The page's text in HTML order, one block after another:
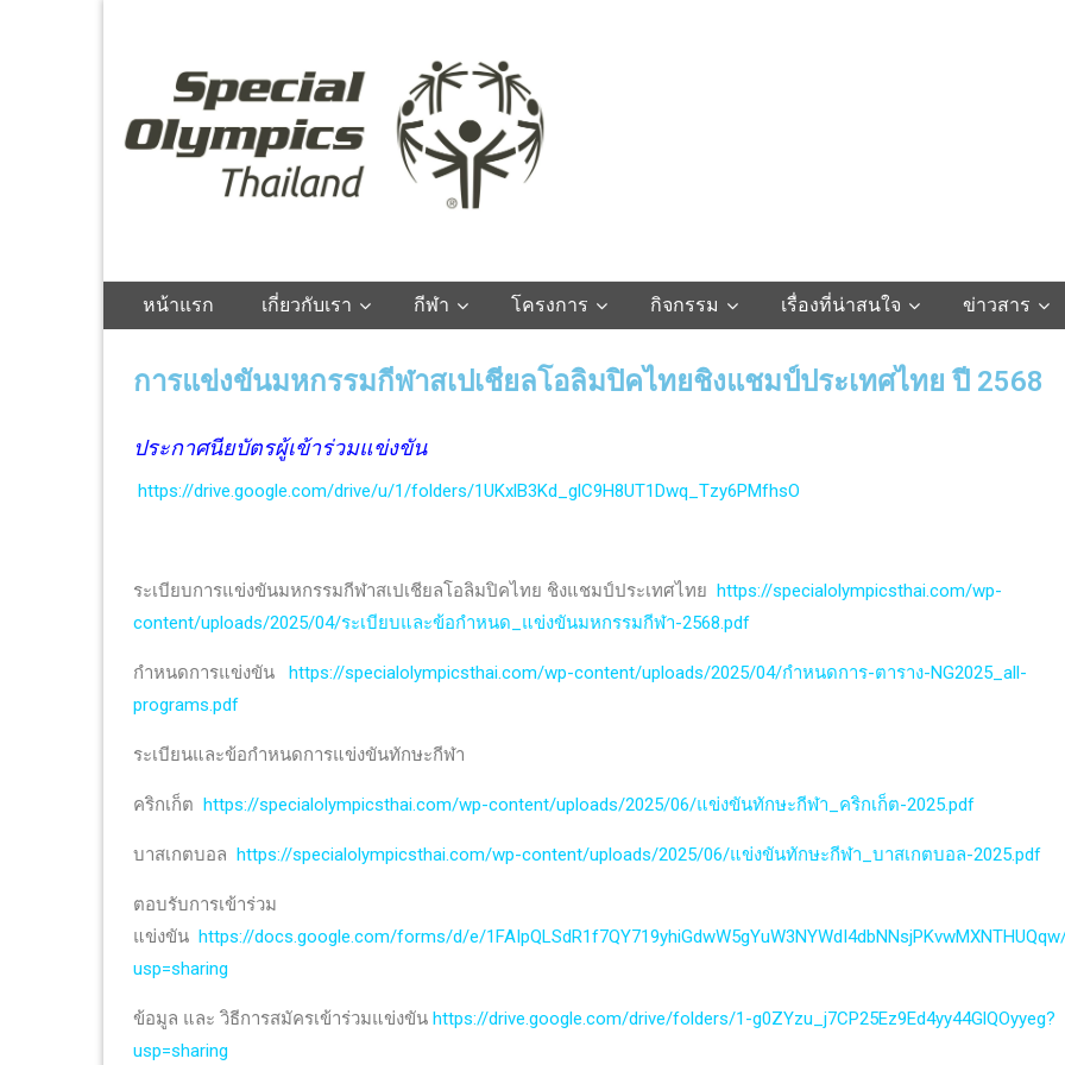
Thailand
หน้าแรก เกี่ยวกับเรา กีฬา โครงการ กิจกรรม เรื่องที่น่าสนใจ ข่าวสาร
การแข่งขันมหกรรมกีฬาสเปเชียลโอลิมปิคไทยชิงแชมป์ประเทศไทย ปี 2568
ประกาศนียบัตรผู้เข้าร่วมแข่งขัน
https://drive.google.com/drive/u/1/folders/1UKxlB3Kd_glC9H8UT1Dwq_Tzy6PMfhsO
ระเบียบการแข่งขันมหกรรมกีฬาสเปเชียลโอลิมปิคไทย ชิงแชมป์ประเทศไทย https://specialolympicsthai.com/wp-
content/uploads/2025/04/ระเบียบและข้อกำหนด_แข่งขันมหกรรมกีฬา-2568.pdf
กำหนดการแข่งขัน
https://specialolympicsthai.com/wp-content/uploads/2025/04/กำหนดการ-ตาราง-NG2025_all-
programs.pdf
ระเบียนและข้อกำหนดการแข่งขันทักษะกีฬา
คริกเก็ต https://specialolympicsthai.com/wp-content/uploads/2025/06/แข่งขันทักษะกีฬา_คริกเก็ต-2025.pdf
บาสเกตบอล https://specialolympicsthai.com/wp-content/uploads/2025/06/แข่งขันทักษะกีฬา_บาสเกตบอล-2025.pdf
ตอบรับการเข้าร่วม
แข่งขัน https://docs.google.com/forms/d/e/
usp=sharing
ข้อมูล และ วิธีการสมัครเข้าร่วมแข่งขัน https://drive.google.com/drive/folders/1-g0ZYzu_j7CP25Ez9Ed4yy44GlQOyyeg?
usp=sharing